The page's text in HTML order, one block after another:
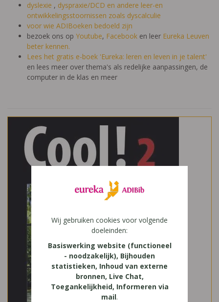
dyslexie , dyspraxie/DCD en andere leer-en
ontwikkelingsstoornissen zoals dyscalculie
voor wie ADIBoeken bedoeld zijn
bezoek ons op Youtube, Facebook en leer Eureka Leuven
beter kennen.
Lees het gratis e-boek 'Eureka: leren en leven in je talent'
en lees meer over thema's als redelijke aanpassingen, de
computer in de klas en meer
Wij gebruiken cookies voor volgende
doeleinden:
Basiswerking website (functioneel
- noodzakelijk), Bijhouden
statistieken, Inhoud van externe
bronnen, Live Chat,
Toegankelijkheid, Informeren via
mail.